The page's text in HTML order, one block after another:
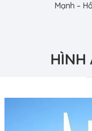
Mạnh –
HÌNH